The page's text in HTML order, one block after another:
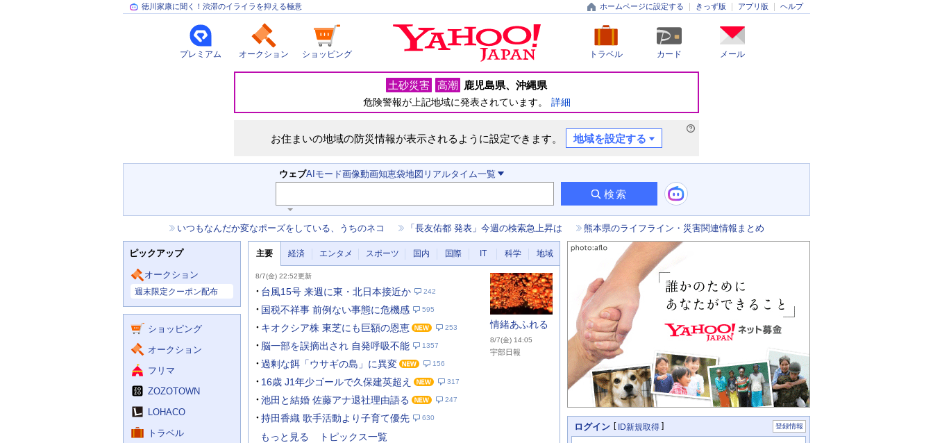
徳川家康に聞く！渋滞のイライラを抑える極意 ホームページに設定する きっず版 アプリ版 ヘルプ
トラベル カード メール
プレミアム オークション ショッピング
災
土砂災害 高潮 鹿児島県 沖縄県
危険警報が上記地域に発表されています。 詳細
お住まいの地域の防災情報が表示されるように設定できます。 地域を設定する
検
索
ウェブAIモード画像動画知恵袋地図 リアルタイム一覧
検索
ワ
ー
力
補
助
を
開
く
ら
せ
いつもなんだか変なポーズをしている、うちのネコ 「長友佑都 発表」今週の検索急上昇は 熊本県のライフライン・災害関連情報まとめ
ピックアップ
オークション
週末限定クーポン配布
サ
ビ
ショッピング
オークション
フリマ
ZOZOTOWN
LOHACO
トラベル
ュ
ス
主要 経済 エンタメ スポーツ 国内 国際 IT 科学 地域
要
ニ
ー
8/7(金) 22:52更新
台風15号 来週に東・北日本接近か 242
国税不祥事 前例ない事態に危機感 595
キオクシア株 東芝にも巨額の恩恵 253
脳一部を誤摘出され 自発呼吸不能 1357
過剰な餌「ウサギの島」に異変 156
16歳 J1年少ゴールで久保建英超え 317
池田と結婚 佐藤アナ退社理由語る 247
持田香織 歌手活動より子育て優先 630
情緒あふれる
8/7(金) 14:05
宇部日報
もっと見る トピックス一覧
個
人
ログイン ID新規取得 登録情報
あ
た
の
ス